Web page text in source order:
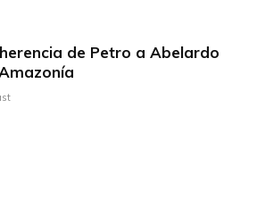
de Petro a Abelardo